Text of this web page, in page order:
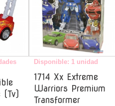
(Tv)
Disponible: 1 unidad
1714 Xx Extreme
Warriors Premium
Transformer